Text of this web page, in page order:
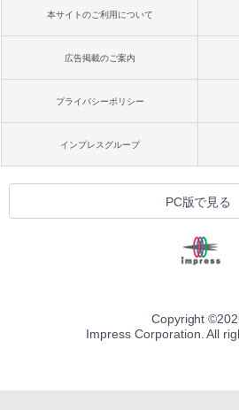
本サイトのご利用について
広告掲載のご案内
プライバシーポリシー
インプレスグループ
PC版で見る
Copyright ©
Impress Corporation. All